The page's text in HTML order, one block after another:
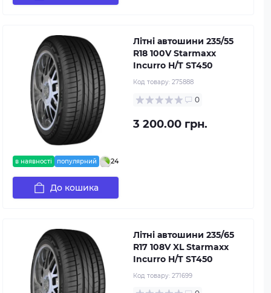
в наявності популярний 24
Літні автошини 235/55
R18 100V Starmaxx
Incurro H/T ST450
Код товару: 275888
0
3 200.00 грн.
До кошика
Літні автошини 235/65
R17 108V XL Starmaxx
Incurro H/T ST450
Код товару: 271699